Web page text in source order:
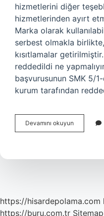
hizmetlerini diğer
hizmetlerinden ayırt
Marka olarak
serbest olmakla
kısıtlamalar
reddedildi ne
başvurusunun SMK 5/
kurum tarafından
Devamını okuyun
Gerekçesi
Ç
https://hisardepolama.com
https://buru.com.tr Sitemap